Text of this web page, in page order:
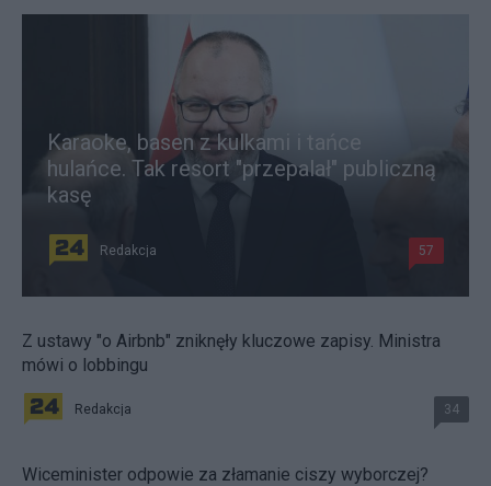
Karaoke, basen z kulkami i tańce
hulańce. Tak resort "przepalał" publiczną
kasę
Redakcja 57
Z ustawy "o Airbnb" zniknęły kluczowe zapisy. Ministra
mówi o lobbingu
Redakcja 34
Wiceminister odpowie za złamanie ciszy wyborczej?